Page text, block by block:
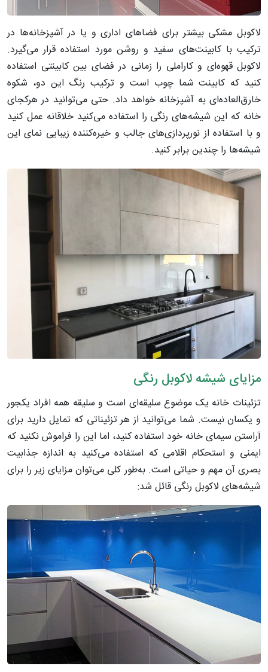
لاکوبل مشکی بیشتر برای فضاهای اداری و یا در آشپزخانه‌ها در
ترکیب با کابینت‌های سفید و روشن مورد استفاده قرار می‌گیرد.
لاکوبل قهوه‌ای و کاراملی را زمانی در فضای بین کابینتی استفاده
کنید که کابینت شما چوب است و ترکیب رنگ این دو، شکوه
خارق‌العاده‌ای به آشپزخانه خواهد داد. حتی می‌توانید در هرکجای
خانه که این شیشه‌های رنگی را استفاده می‌کنید خلاقانه عمل کنید
و با استفاده از نورپردازی‌های جالب و خیره‌کننده زیبایی نمای این
شیشه‌ها را چندین برابر کنید.
مزایای شیشه لاکوبل رنگی
تزئینات خانه یک موضوع سلیقه‌ای است و سلیقه همه افراد یکجور
و یکسان نیست. شما می‌توانید از هر تزئیناتی که تمایل دارید برای
آراستن سیمای خانه خود استفاده کنید، اما این را فراموش نکنید که
ایمنی و استحکام اقلامی که استفاده می‌کنید به اندازه جذابیت
بصری آن مهم و حیاتی است. به‌طور کلی می‌توان مزایای زیر را برای
شیشه‌های لاکوبل رنگی قائل شد: